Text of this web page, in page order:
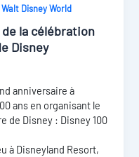
Walt Disney World
la célébration
Disney
anniversaire à
ans en organisant le
de Disney : Disney 100
à Disneyland Resort,